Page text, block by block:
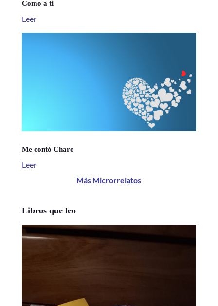
Como a ti
Leer
Me contó Charo
Leer
Más Microrrelatos
Libros que leo